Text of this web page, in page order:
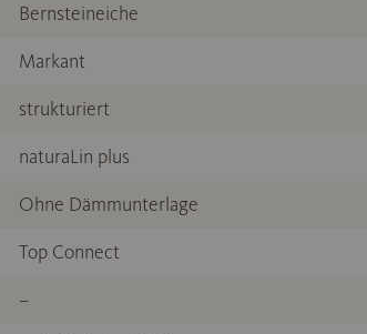
Bernsteineiche
Markant
strukturiert
naturaLin plus
Ohne Dämmunterlage
Top Connect
–